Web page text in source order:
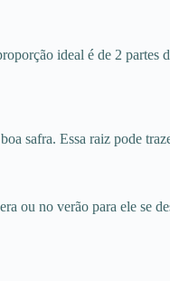
ideal é de 2 partes
safra. Essa raiz pode
ou no verão para ele se